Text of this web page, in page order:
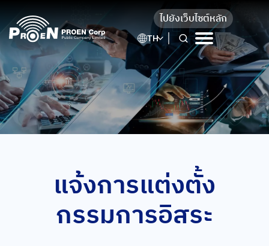
to
content
ไปยังเว็บไซต์หลัก
TH
แจ้งการแต่งตั้ง
กรรมการอิสระ